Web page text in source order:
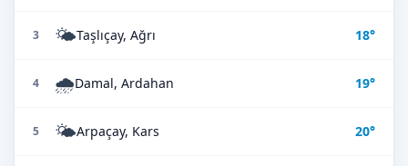
3 🌤️Taşlıçay, Ağrı 18°
4 🌧️Damal, Ardahan 19°
5 🌤️Arpaçay, Kars 20°